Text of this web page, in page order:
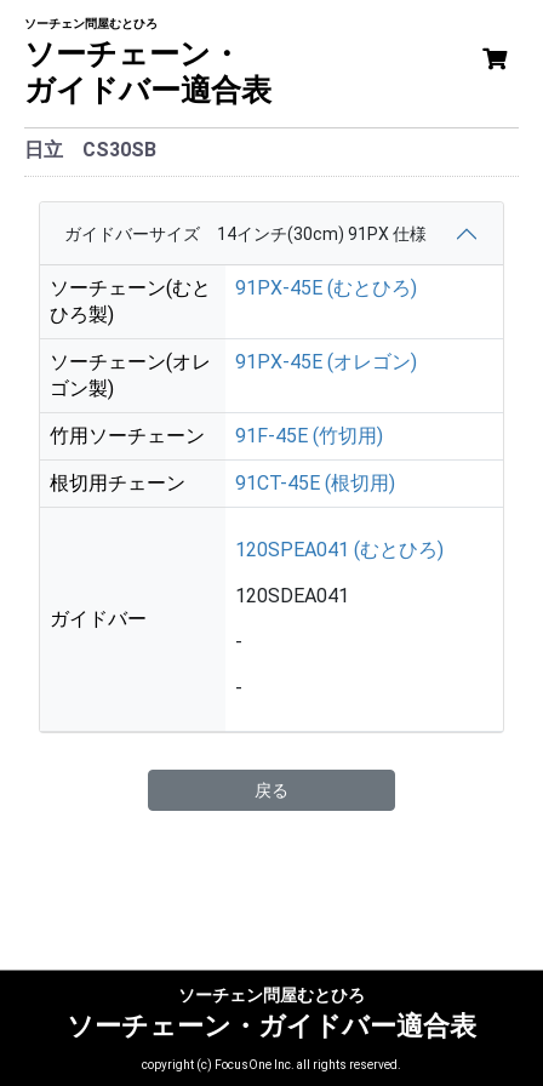
ソーチェン問屋むとひろ
ソーチェーン・
ガイドバー適合表
日立 CS30SB
ガイドバーサイズ 14インチ(30cm) 91PX 仕様
ソーチェーン(むと
ひろ製)
91PX-45E (むとひろ)
ソーチェーン(オレ
ゴン製)
91PX-45E (オレゴン)
竹用ソーチェーン 91F-45E (竹切用)
根切用チェーン 91CT-45E (根切用)
ガイドバー
120SPEA041 (むとひろ)
120SDEA041
-
-
戻る
ソーチェン問屋むとひろ
ソーチェーン・ガイドバー適合表
copyright (c) FocusOne Inc. all rights reserved.